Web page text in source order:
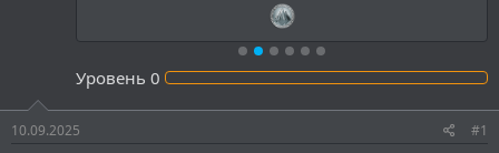
а
Уровень 0
10.09.2025 #1